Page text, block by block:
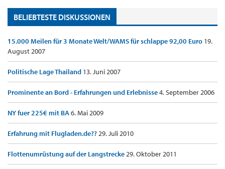
BELIEBTESTE DISKUSSIONEN
15.000 Meilen für 3 Monate Welt/WAMS für schlappe 92,00 Euro 19.
August 2007
Politische Lage Thailand 13. Juni 2007
Prominente an Bord - Erfahrungen und Erlebnisse4. September 2006
NY fuer 225€ mit BA6. Mai 2009
Erfahrung mit Flugladen.de??29. Juli 2010
Flottenumrüstung auf der Langstrecke29. Oktober 2011